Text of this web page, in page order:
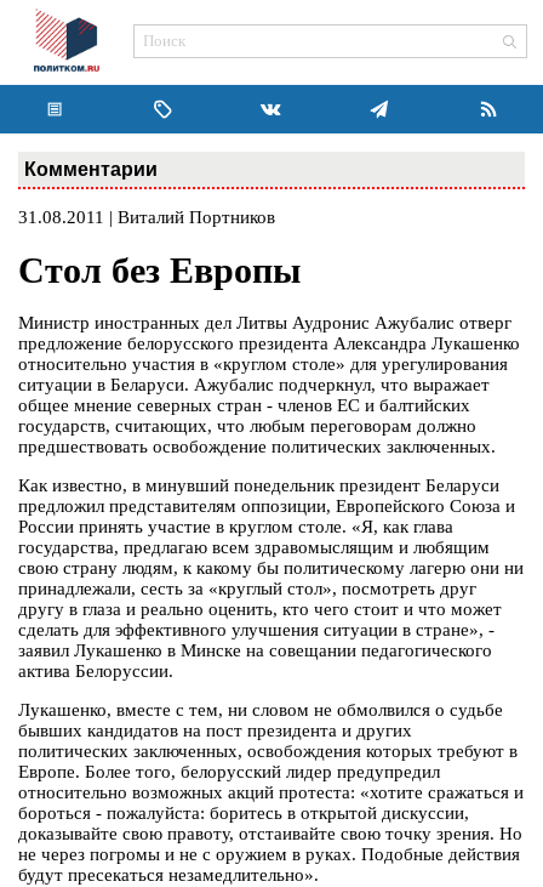
Комментарии
31.08.2011 | Виталий Портников
Стол без Европы
Министр иностранных дел Литвы Аудронис Ажубалис отверг
предложение белорусского президента Александра Лукашенко
относительно участия в «круглом столе» для урегулирования
ситуации в Беларуси. Ажубалис подчеркнул, что выражает
общее мнение северных стран - членов ЕС и балтийских
государств, считающих, что любым переговорам должно
предшествовать освобождение политических заключенных.
Как известно, в минувший понедельник президент Беларуси
предложил представителям оппозиции, Европейского Союза и
России принять участие в круглом столе. «Я, как глава
государства, предлагаю всем здравомыслящим и любящим
свою страну людям, к какому бы политическому лагерю они ни
принадлежали, сесть за «круглый стол», посмотреть друг
другу в глаза и реально оценить, кто чего стоит и что может
сделать для эффективного улучшения ситуации в стране», -
заявил Лукашенко в Минске на совещании педагогического
актива Белоруссии.
Лукашенко, вместе с тем, ни словом не обмолвился о судьбе
бывших кандидатов на пост президента и других
политических заключенных, освобождения которых требуют в
Европе. Более того, белорусский лидер предупредил
относительно возможных акций протеста: «хотите сражаться и
бороться - пожалуйста: боритесь в открытой дискуссии,
доказывайте свою правоту, отстаивайте свою точку зрения. Но
не через погромы и не с оружием в руках. Подобные действия
будут пресекаться незамедлительно».